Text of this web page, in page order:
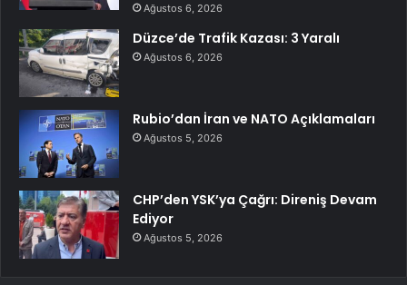
Ağustos 6, 2026
Düzce’de Trafik Kazası: 3 Yaralı
Ağustos 6, 2026
Rubio’dan İran ve NATO Açıklamaları
Ağustos 5, 2026
CHP’den YSK’ya Çağrı: Direniş Devam
Ediyor
Ağustos 5, 2026